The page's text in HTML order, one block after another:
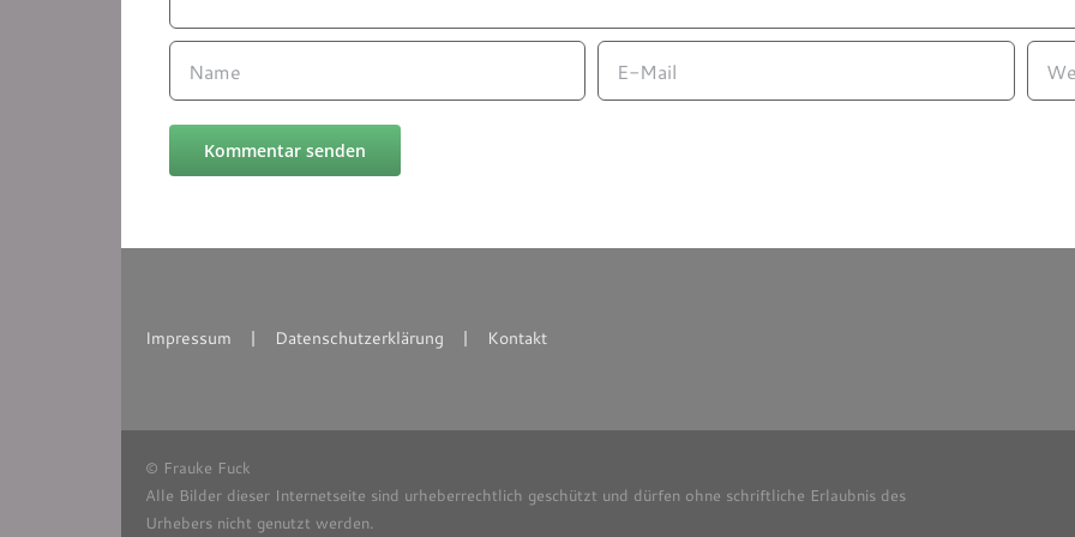
Impressum Datenschutzerklärung Kontakt
© Frauke Fuck
Alle Bilder dieser Internetseite sind urheberrechtlich geschützt und dürfen ohne schriftliche Erlaubnis des
Urhebers nicht genutzt werden.